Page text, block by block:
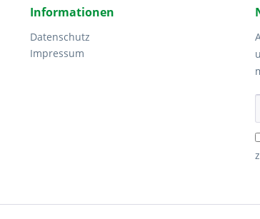
Informationen
Datenschutz
Impressum